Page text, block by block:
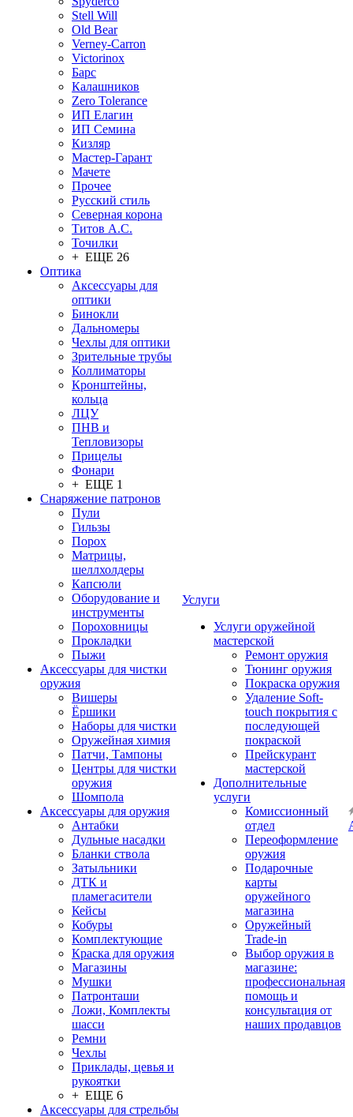
Stell Will
Old Bear
Verney-Carron
Victorinox
Барс
Калашников
Zero Tolerance
ИП Елагин
ИП Семина
Кизляр
Мастер-Гарант
Мачете
Прочее
Русский стиль
Северная корона
Титов А.С.
Точилки
+ ЕЩЕ 26
Оптика
Аксессуары для
оптики
Бинокли
Дальномеры
Чехлы для оптики
Зрительные трубы
Коллиматоры
Кронштейны,
кольца
ЛЦУ
ПНВ и
Тепловизоры
Прицелы
Фонари
+ ЕЩЕ 1
Снаряжение патронов
Пули
Гильзы
Порох
Матрицы,
шеллхолдеры
Капсюли
Оборудование и
инструменты
Пороховницы
Прокладки
Пыжи
Аксессуары для чистки
оружия
Вишеры
Ёршики
Наборы для чистки
Оружейная химия
Патчи, Тампоны
Центры для чистки
оружия
Шомпола
Аксессуары для оружия
Антабки
Дульные насадки
Бланки ствола
Затыльники
ДТК и
пламегасители
Кейсы
Кобуры
Комплектующие
Краска для оружия
Магазины
Мушки
Патронташи
Ложи, Комплекты
шасси
Ремни
Чехлы
Приклады, цевья и
рукоятки
+ ЕЩЕ 6
Аксессуары для стрельбы
Услуги
Услуги оружейной
мастерской
Ремонт оружия
Тюнинг оружия
Покраска оружия
Удаление Soft-
touch покрытия с
последующей
покраской
Прейскурант
мастерской
Дополнительные
услуги
Комиссионный
отдел
Переоформление
оружия
Подарочные
карты
оружейного
магазина
Оружейный
Trade-in
Выбор оружия в
магазине:
профессиональная
помощь и
консультация от
наших продавцов